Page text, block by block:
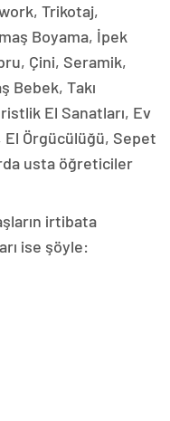
Trikotaj,
Boyama, İpek
Çini, Seramik,
Bebek, Takı
El Sanatları, Ev
Örgücülüğü, Sepet
usta öğreticiler
irtibata
ise şöyle: